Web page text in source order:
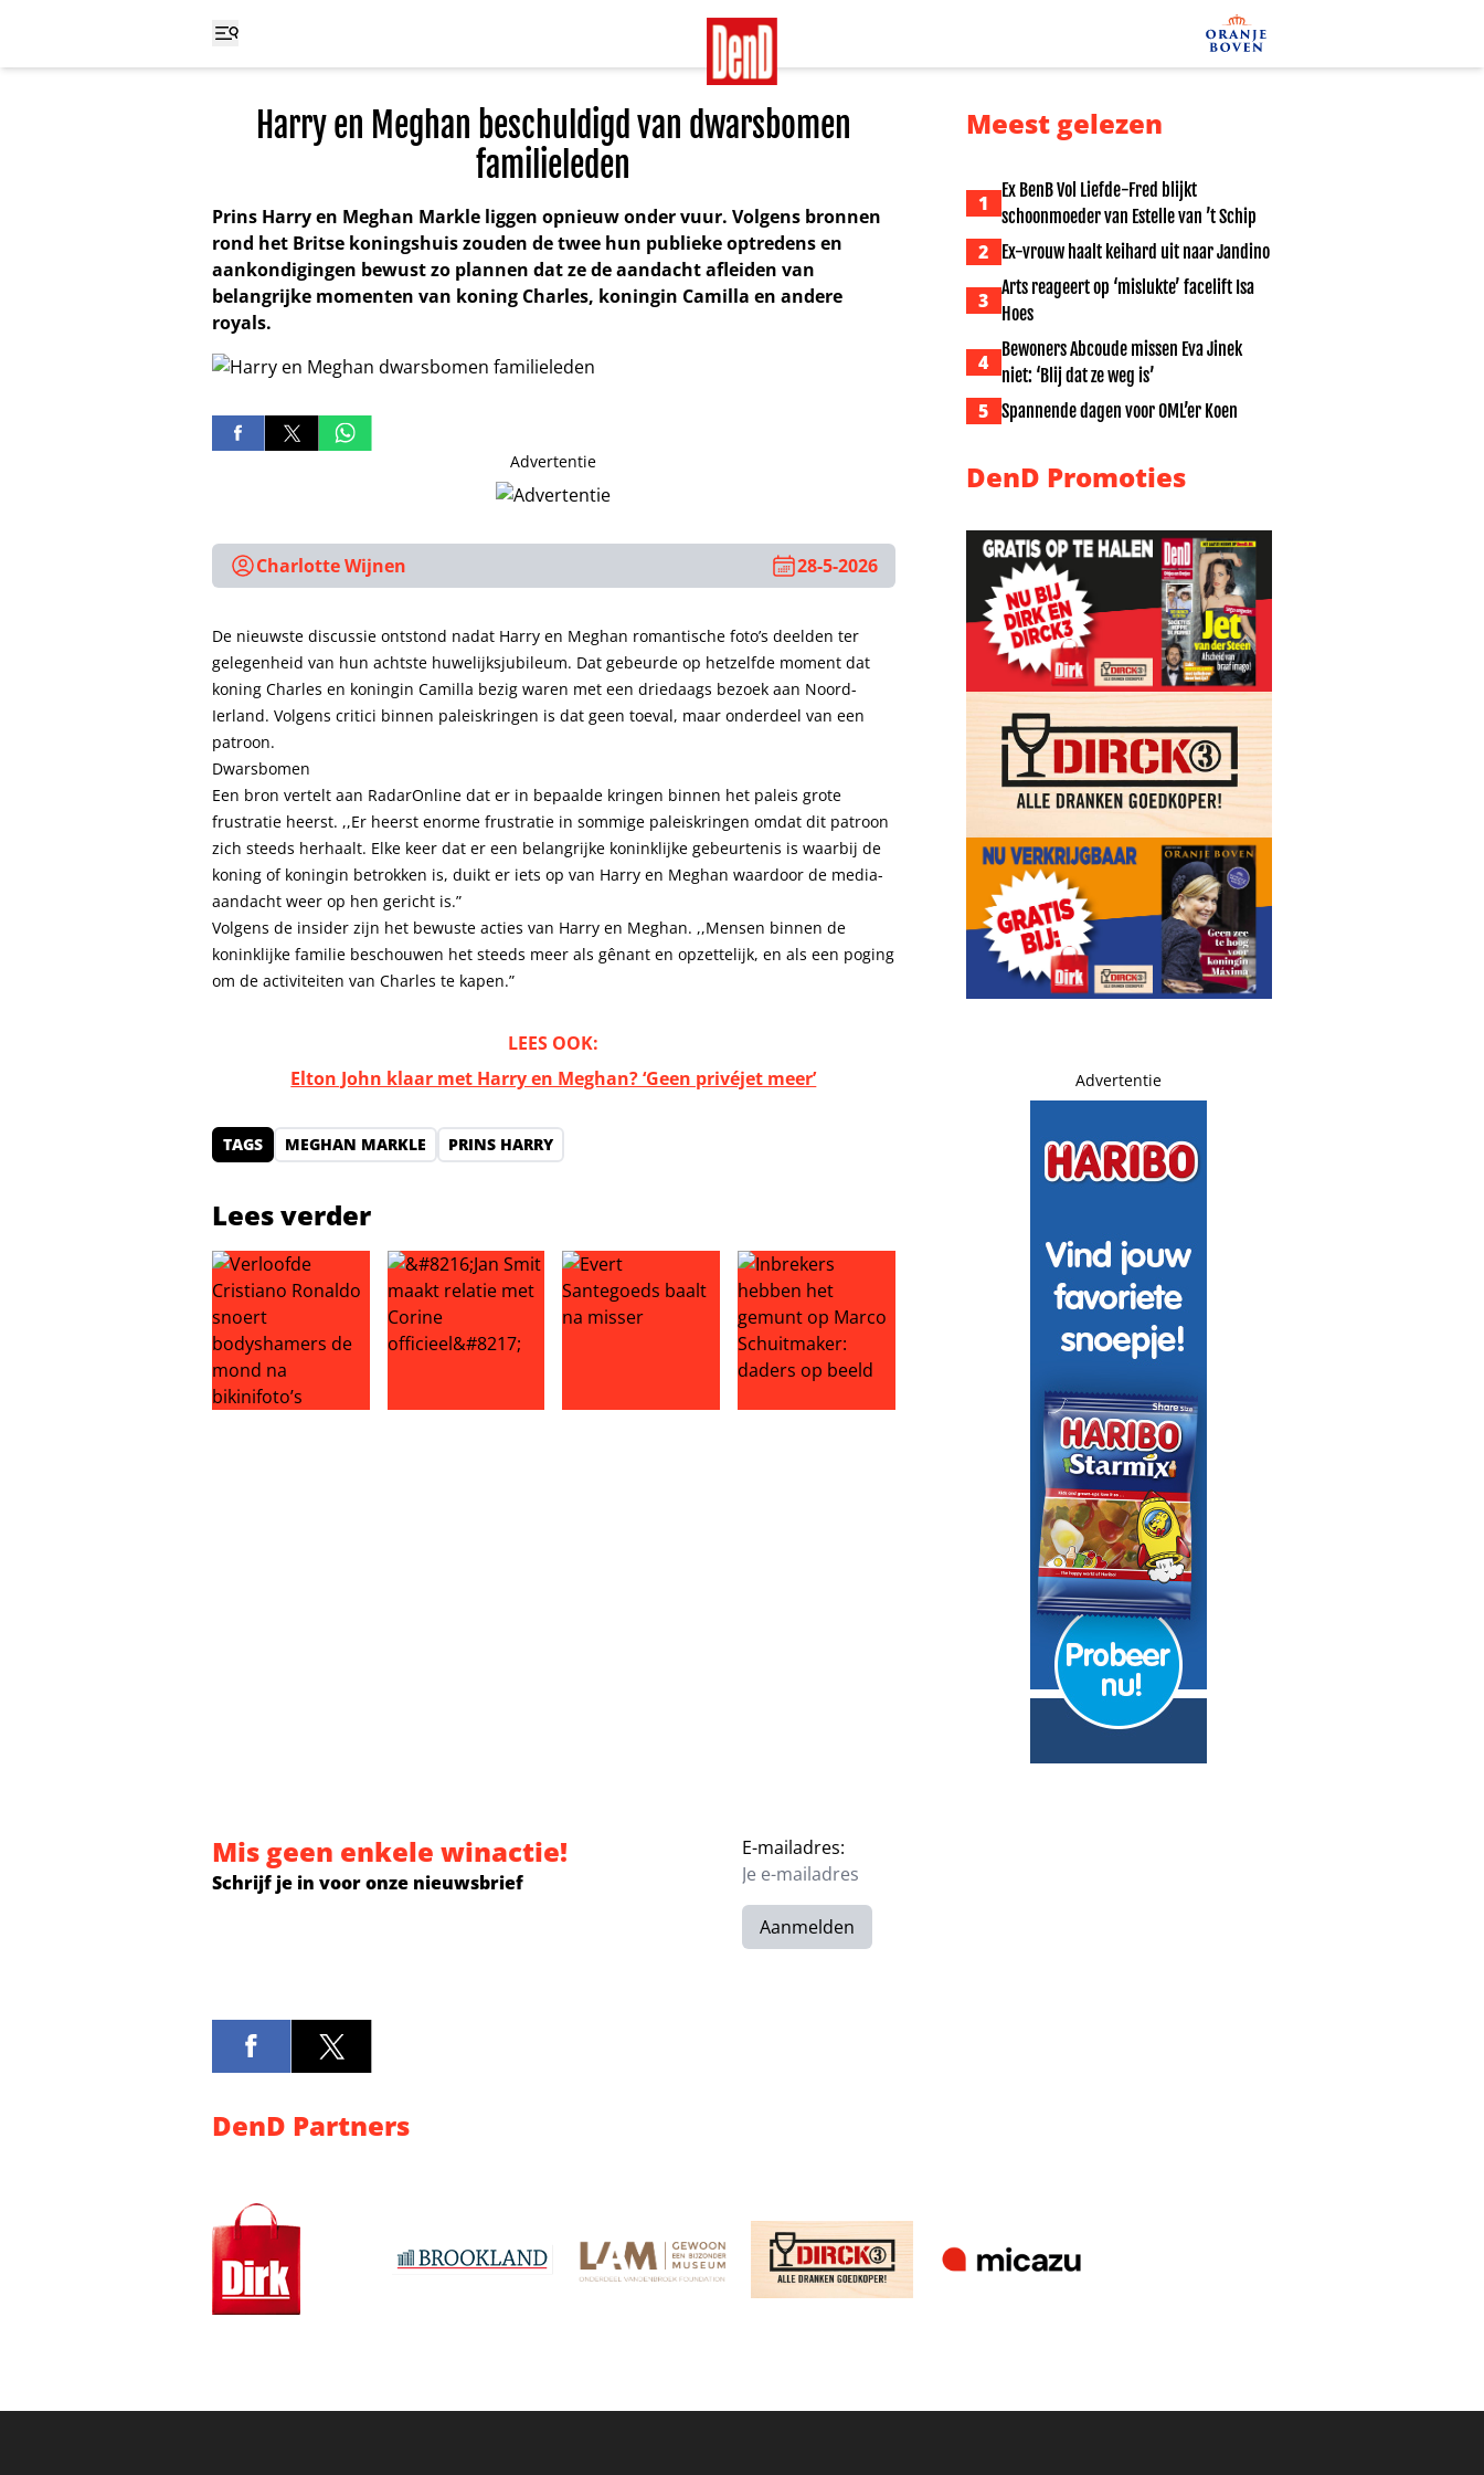
Harry en Meghan beschuldigd van dwarsbomen
familieleden
Prins Harry en Meghan Markle liggen opnieuw onder vuur. Volgens bronnen
rond het Britse koningshuis zouden de twee hun publieke optredens en
aankondigingen bewust zo plannen dat ze de aandacht afleiden van
belangrijke momenten van koning Charles, koningin Camilla en andere
royals.
Advertentie
Charlotte Wijnen 28-5-2026
De nieuwste discussie ontstond nadat Harry en Meghan romantische foto’s deelden ter
gelegenheid van hun achtste huwelijksjubileum. Dat gebeurde op hetzelfde moment dat
koning Charles en koningin Camilla bezig waren met een driedaags bezoek aan Noord-
Ierland. Volgens critici binnen paleiskringen is dat geen toeval, maar onderdeel van een
patroon.
Dwarsbomen
Een bron vertelt aan RadarOnline dat er in bepaalde kringen binnen het paleis grote
frustratie heerst. ,,Er heerst enorme frustratie in sommige paleiskringen omdat dit patroon
zich steeds herhaalt. Elke keer dat er een belangrijke koninklijke gebeurtenis is waarbij de
koning of koningin betrokken is, duikt er iets op van Harry en Meghan waardoor de media-
aandacht weer op hen gericht is.”
Volgens de insider zijn het bewuste acties van Harry en Meghan. ,,Mensen binnen de
koninklijke familie beschouwen het steeds meer als gênant en opzettelijk, en als een poging
om de activiteiten van Charles te kapen.”
LEES OOK:
Elton John klaar met Harry en Meghan? ‘Geen privéjet meer’
TAGS MEGHAN MARKLE PRINS HARRY
Lees verder
Inbrekers hebben het gemunt op Marco Schuitmaker: daders op beeld
Meest gelezen
1
Ex BenB Vol Liefde-Fred blijkt
schoonmoeder van Estelle van ’t Schip
2 Ex-vrouw haalt keihard uit naar Jandino
3
Arts reageert op ‘mislukte’ facelift Isa
Hoes
4
Bewoners Abcoude missen Eva Jinek
niet: ‘Blij dat ze weg is’
5 Spannende dagen voor OML’er Koen
DenD Promoties
Advertentie
Mis geen enkele winactie!
Schrijf je in voor onze nieuwsbrief
E-mailadres:
Aanmelden
DenD Partners